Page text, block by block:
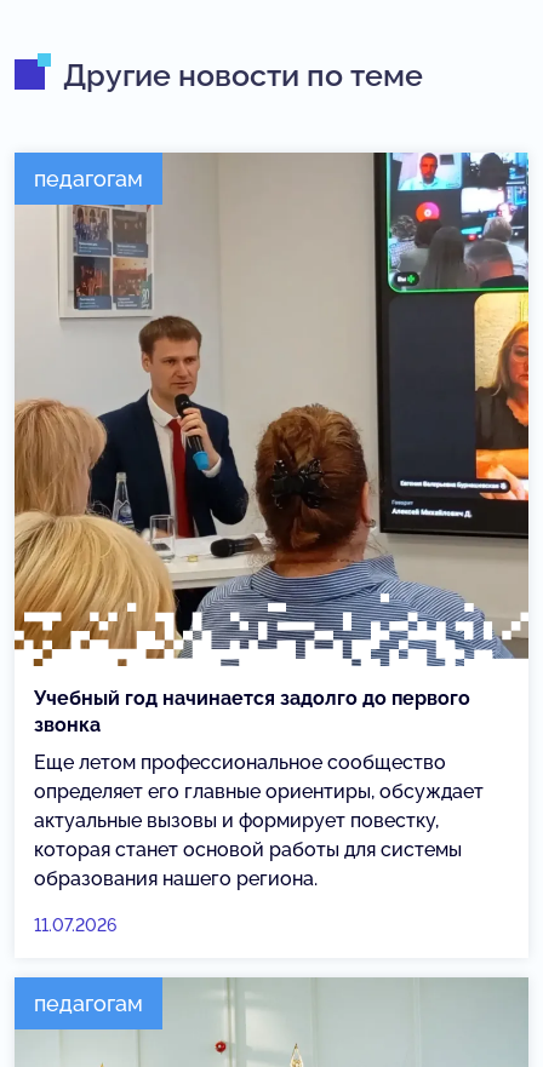
Другие новости по теме
педагогам
Учебный год начинается задолго до первого
звонка
Еще летом профессиональное сообщество
определяет его главные ориентиры, обсуждает
актуальные вызовы и формирует повестку,
которая станет основой работы для системы
образования нашего региона.
11.07.2026
педагогам